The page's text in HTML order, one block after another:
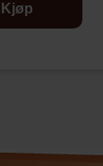
Kjøp